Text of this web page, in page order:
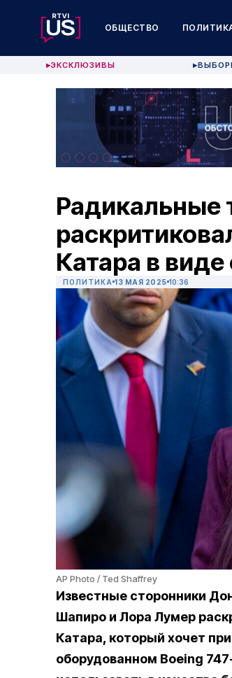
ОБЩЕСТВО
▶ЭКСКЛЮЗИВЫ ▶
Радикальные
Катара в
ПОЛИТИКА 13 МАЯ 2025 10:36
AP Photo / Ted Shaffrey
Известные сторонники
Шапиро и Лора Лумер
Катара, который хочет
оборудованном Boeing